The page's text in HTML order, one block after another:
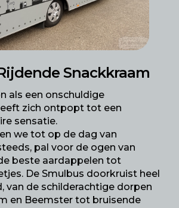
Snackkraam
als een onschuldige
zich ontpopt tot een
sensatie.
we tot op de dag van
pal voor de ogen van
beste aardappelen tot
De Smulbus doorkruist heel
van de schilderachtige dorpen
en Beemster tot bruisende